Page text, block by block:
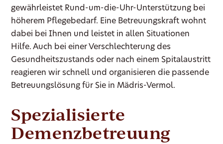
gewährleistet Rund-um-die-Uhr-Unterstützung bei
höherem Pflegebedarf. Eine Betreuungskraft wohnt
dabei bei Ihnen und leistet in allen Situationen
Hilfe. Auch bei einer Verschlechterung des
Gesundheitszustands oder nach einem Spitalaustritt
reagieren wir schnell und organisieren die passende
Betreuungslösung für Sie in Mädris-Vermol.
Spezialisierte
Demenzbetreuung